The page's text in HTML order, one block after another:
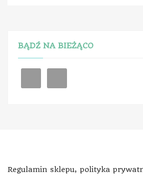
BĄDŹ NA BIEŻĄCO
Regulamin sklepu, polityka